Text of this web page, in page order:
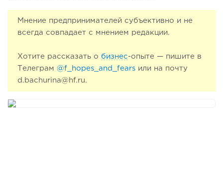
Мнение предпринимателей субъективно и не
всегда совпадает с мнением редакции.
Хотите рассказать о бизнес-опыте — пишите в
Телеграм @f_hopes_and_fears или на почту
d.bachurina@hf.ru.